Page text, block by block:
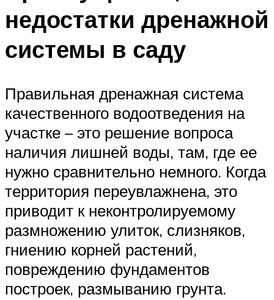
недостатки дренажной
системы в саду
Правильная дренажная система
качественного водоотведения на
участке – это решение вопроса
наличия лишней воды, там, где ее
нужно сравнительно немного. Когда
территория переувлажнена, это
приводит к неконтролируемому
размножению улиток, слизняков,
гниению корней растений,
повреждению фундаментов
построек, размыванию грунта.